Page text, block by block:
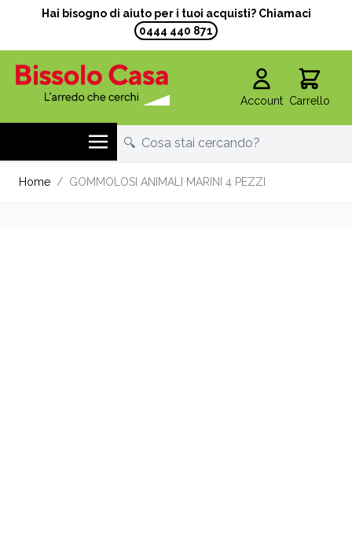
Hai bisogno di aiuto per i tuoi acquisti? Chiamaci
0444 440 871
Account Carrello
Home / GOMMOLOSI ANIMALI MARINI 4 PEZZI